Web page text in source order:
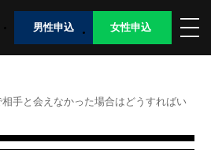
男性申込 女性申込
相手と会えなかった場合はどうすればい